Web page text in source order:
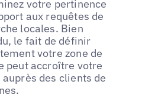
votre pertinence
aux requêtes de
locales. Bien
le fait de définir
votre zone de
peut accroître votre
des clients de